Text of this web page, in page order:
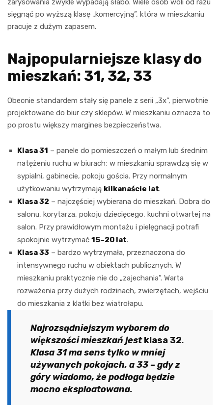
sięgnąć po wyższą klasę „komercyjną”, która w mieszkaniu
pracuje z dużym zapasem.
Najpopularniejsze klasy do
mieszkań: 31, 32, 33
Obecnie standardem stały się panele z serii „3x”, pierwotnie
projektowane do biur czy sklepów. W mieszkaniu oznacza to
po prostu większy margines bezpieczeństwa.
Klasa 31 – panele do pomieszczeń o małym lub średnim
natężeniu ruchu w biurach; w mieszkaniu sprawdzą się w
sypialni, gabinecie, pokoju gościa. Przy normalnym
użytkowaniu wytrzymają kilkanaście lat.
Klasa 32 – najczęściej wybierana do mieszkań. Dobra do
salonu, korytarza, pokoju dziecięcego, kuchni otwartej na
salon. Przy prawidłowym montażu i pielęgnacji potrafi
spokojnie wytrzymać 15–20 lat.
Klasa 33 – bardzo wytrzymała, przeznaczona do
intensywnego ruchu w obiektach publicznych. W
mieszkaniu praktycznie nie do „zajechania”. Warta
rozważenia przy dużych rodzinach, zwierzętach, wejściu
do mieszkania z klatki bez wiatrołapu.
Najrozsądniejszym wyborem do
większości mieszkań jestklasa 32.
Klasa 31 ma sens tylko w mniej
używanych pokojach, a 33 – gdy z
góry wiadomo, że podłoga będzie
mocno eksploatowana.